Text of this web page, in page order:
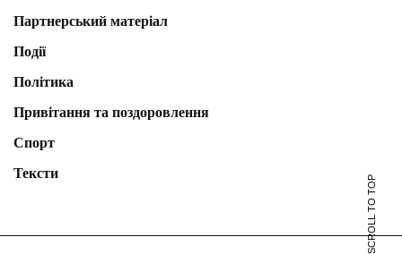
Партнерський матеріал
Події
Політика
Привітання та поздоровлення
Спорт
Тексти
SCROLL TO TOP